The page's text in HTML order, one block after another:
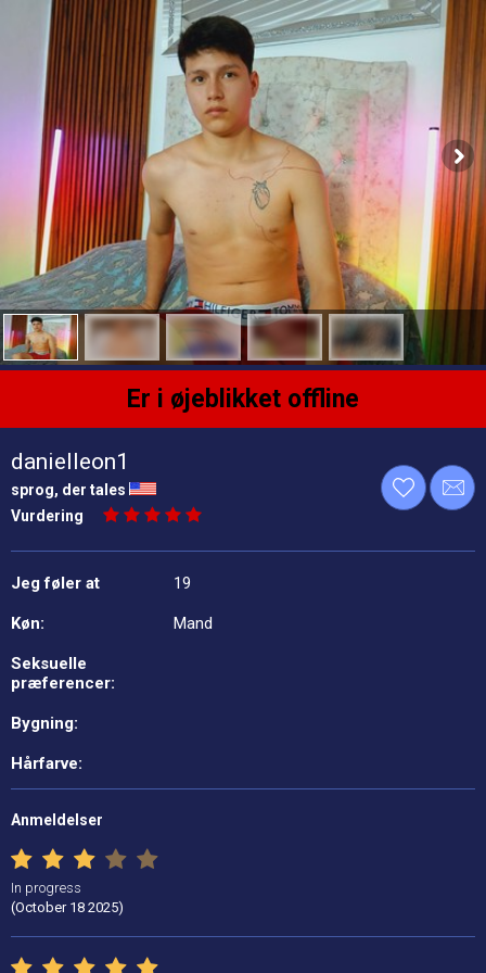
Er i øjeblikket offline
danielleon1
sprog, der tales
Vurdering
Jeg føler at 19
Køn: Mand
Seksuelle
præferencer:
Bygning:
Hårfarve:
Anmeldelser
In progress
(October 18 2025)